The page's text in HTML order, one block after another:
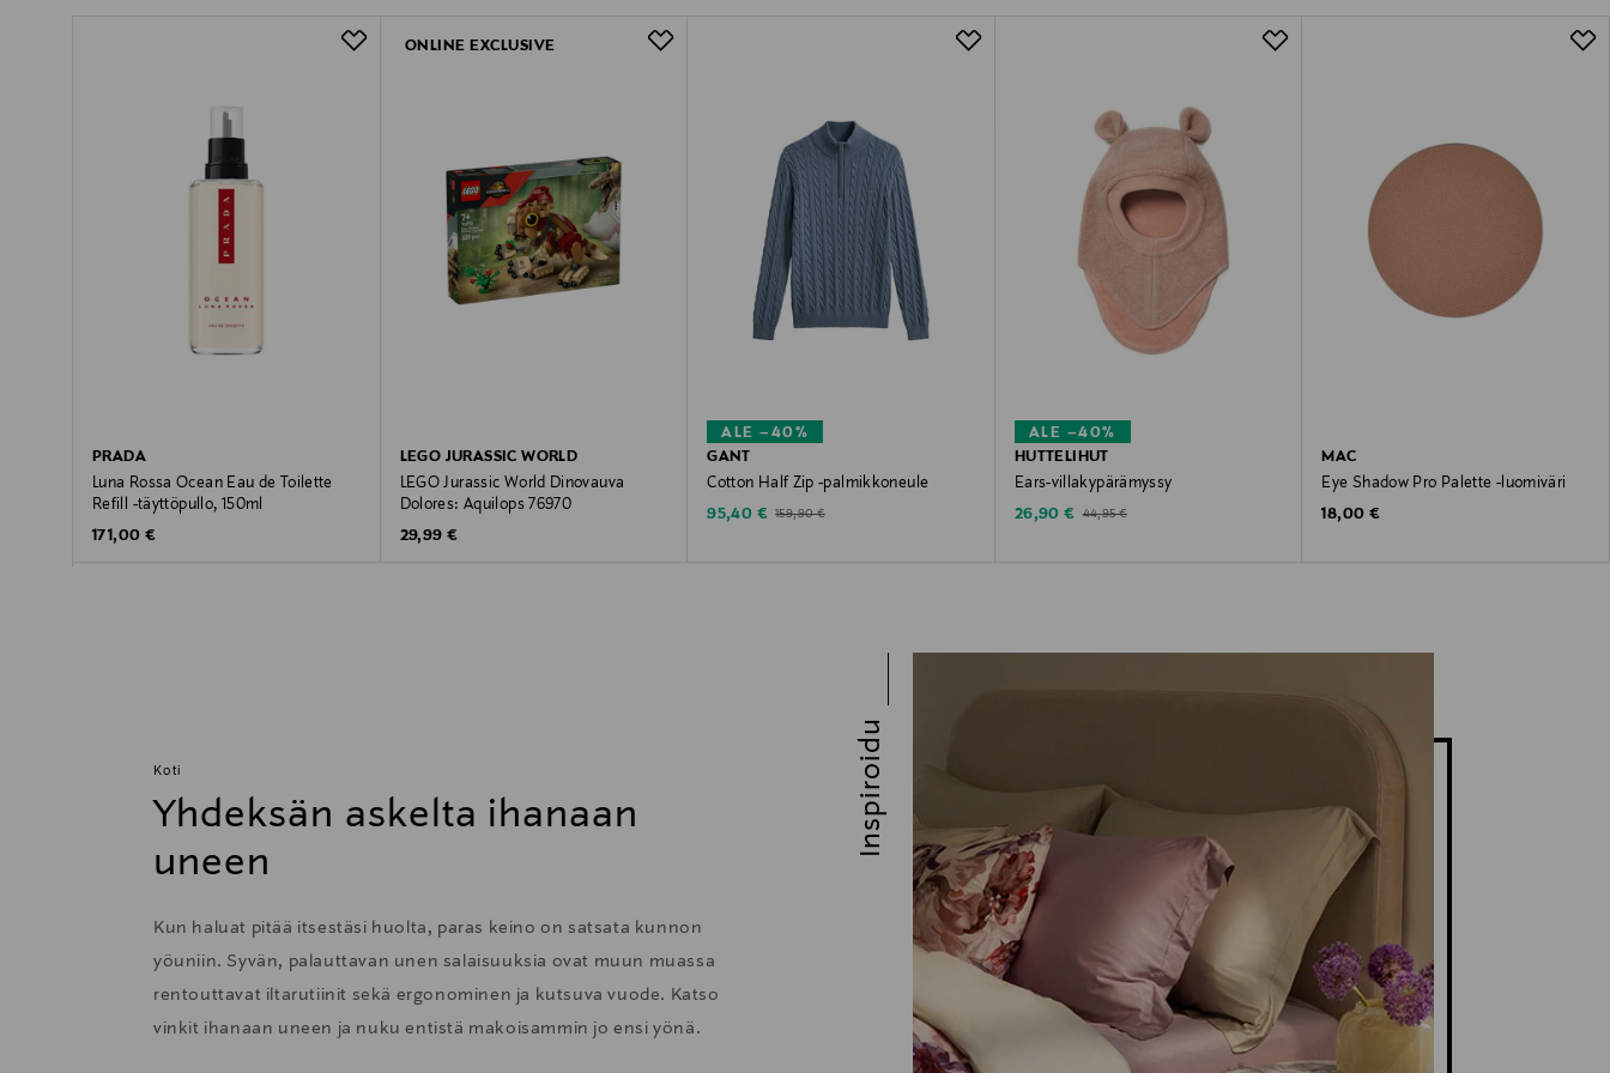
PRADA
Luna Rossa Ocean Eau de Toilette
Refill -täyttöpullo, 150ml
Original Price
171,00 €
ONLINE EXCLUSIVE
LEGO JURASSIC WORLD
LEGO Jurassic World Dinovauva
Dolores: Aquilops 76970
Original Price
29,99 €
ALE –40%
GANT
Cotton Half Zip -palmikkoneule
Discounted Price
95,40 € Original Price
159,90 €
ALE –40%
HUTTELIHUT
Ears-villakypärämyssy
Discounted Price
26,90 € Original Price
44,95 €
MAC
Eye Shadow Pro Palette -luomiväri
Original Price
18,00 €
Koti
Yhdeksän askelta ihanaan
uneen
Kun haluat pitää itsestäsi huolta, paras keino on satsata kunnon
yöuniin. Syvän, palauttavan unen salaisuuksia ovat muun muassa
rentouttavat iltarutiinit sekä ergonominen ja kutsuva vuode. Katso
vinkit ihanaan uneen ja nuku entistä makoisammin jo ensi yönä.
Inspiroidu